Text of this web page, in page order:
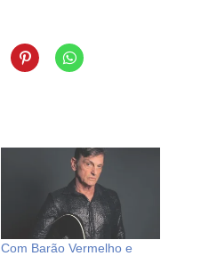
Com Barão Vermelho e